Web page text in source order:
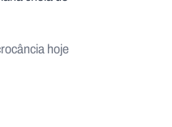
hoje